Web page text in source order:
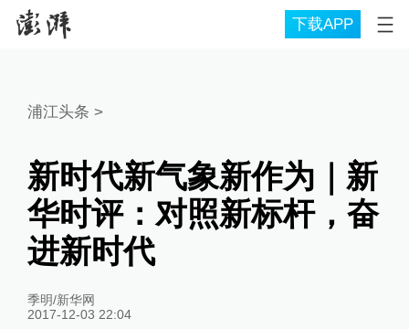
下载APP
浦江头条 >
新时代新气象新作为｜新
华时评：对照新标杆，奋
进新时代
季明/新华网
2017-12-03 22:04